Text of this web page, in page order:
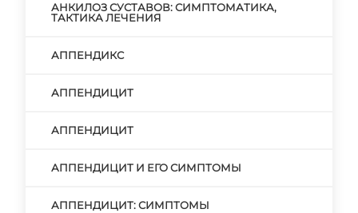
АНКИЛОЗ СУСТАВОВ: СИМПТОМАТИКА,
ТАКТИКА ЛЕЧЕНИЯ
АППЕНДИКС
АППЕНДИЦИТ
АППЕНДИЦИТ
АППЕНДИЦИТ И ЕГО СИМПТОМЫ
АППЕНДИЦИТ: СИМПТОМЫ